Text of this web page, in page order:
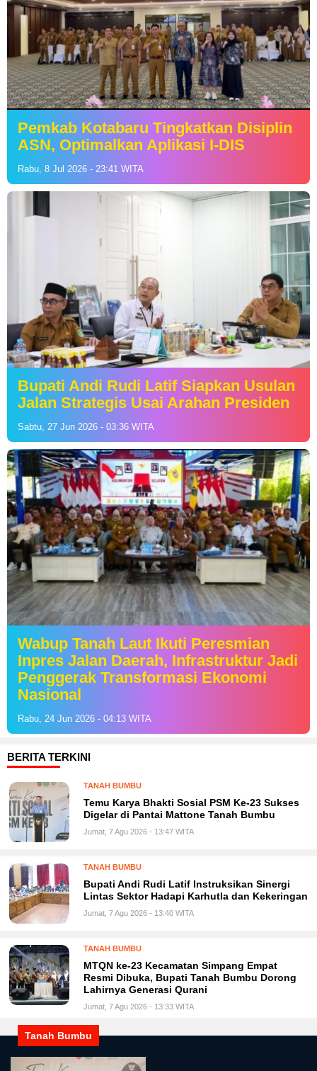
Pemkab Kotabaru Tingkatkan Disiplin
ASN, Optimalkan Aplikasi I-DIS
Rabu, 8 Jul 2026 - 23:41 WITA
Bupati Andi Rudi Latif Siapkan Usulan
Jalan Strategis Usai Arahan Presiden
Sabtu, 27 Jun 2026 - 03:36 WITA
Wabup Tanah Laut Ikuti Peresmian
Inpres Jalan Daerah, Infrastruktur Jadi
Penggerak Transformasi Ekonomi
Nasional
Rabu, 24 Jun 2026 - 04:13 WITA
BERITA TERKINI
TANAH BUMBU
Temu Karya Bhakti Sosial PSM Ke-23 Sukses
Digelar di Pantai Mattone Tanah Bumbu
Jumat, 7 Agu 2026 - 13:47 WITA
TANAH BUMBU
Bupati Andi Rudi Latif Instruksikan Sinergi
Lintas Sektor Hadapi Karhutla dan Kekeringan
Jumat, 7 Agu 2026 - 13:40 WITA
TANAH BUMBU
MTQN ke-23 Kecamatan Simpang Empat
Resmi Dibuka, Bupati Tanah Bumbu Dorong
Lahirnya Generasi Qurani
Jumat, 7 Agu 2026 - 13:33 WITA
Tanah Bumbu